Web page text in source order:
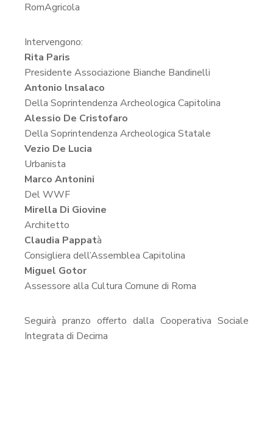
RomAgricola
Intervengono:
Rita Paris
Presidente Associazione Bianche Bandinelli
Antonio lnsalaco
Della Soprintendenza Archeologica Capitolina
Alessio De Cristofaro
Della Soprintendenza Archeologica Statale
Vezio De Lucia
Urbanista
Marco Antonini
Del WWF
Mirella Di Giovine
Architetto
Claudia Pappatà
Consigliera dell’Assemblea Capitolina
Miguel Gotor
Assessore alla Cultura Comune di Roma
Seguirà pranzo offerto dalla Cooperativa Sociale
Integrata di Decima